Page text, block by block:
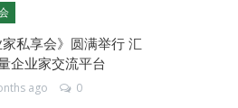
私享会》圆满举行 汇
企业家交流平台
ago 0